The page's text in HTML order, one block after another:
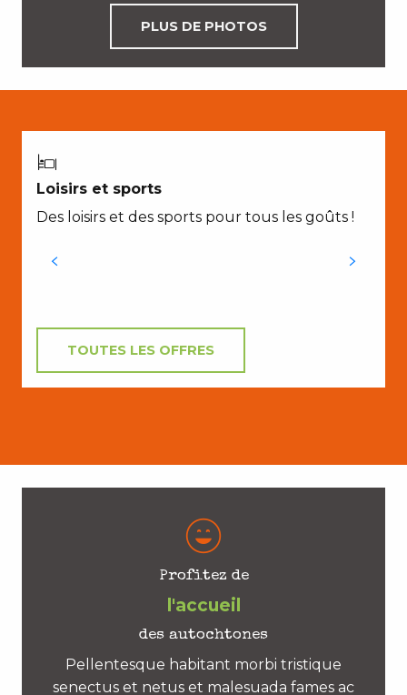
PLUS DE PHOTOS
Loisirs et sports
Des loisirs et des sports pour tous les goûts !
TOUTES LES OFFRES
Profitez de
l'accueil
des autochtones
Pellentesque habitant morbi tristique
senectus et netus et malesuada fames ac